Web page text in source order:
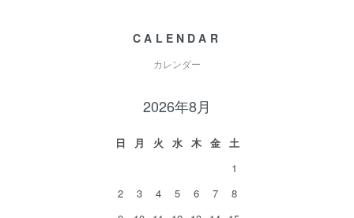
CALENDAR
カレンダー
2026年8月
日 月 火 水 木 金
土
1
2
3 4 5 6 7
8